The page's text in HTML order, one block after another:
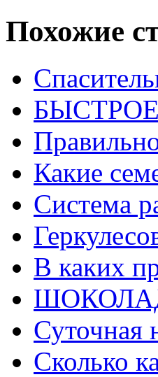
Похожие
Какие
Система
В каких
Суточная
Сколько